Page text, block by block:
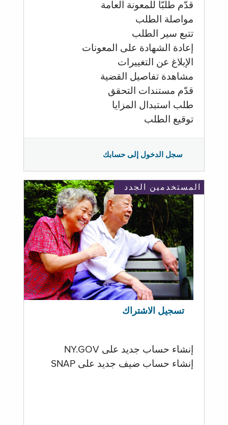
قدّم طلبّا للمعونة العامة
مواصلة الطلب
تتبع سير الطلب
إعادة الشهادة على المعونات
الإبلاغ عن التغييرات
مشاهدة تفاصيل القضية
قدّم مستندات التحقق
طلب استبدال المزايا
توقيع الطلب
سجل الدخول إلى حسابك
المستخدمين الجدد
تسجيل الاشتراك
إنشاء حساب جديد على NY.GOV
إنشاء حساب ضيف جديد على SNAP